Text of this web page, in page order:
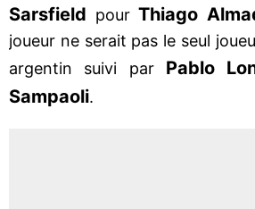
Sarsfield pour Thiago
joueur ne serait pas le seul
argentin suivi par Pablo
Sampaoli.